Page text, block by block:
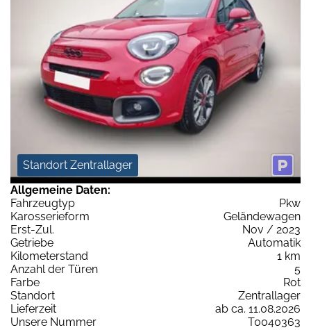
Standort Zentrallager
Allgemeine Daten:
Fahrzeugtyp
Pkw
Karosserieform
Geländewagen
Erst-Zul.
Nov / 2023
Getriebe
Automatik
Kilometerstand
1 km
Anzahl der Türen
5
Farbe
Rot
Standort
Zentrallager
Lieferzeit
ab ca. 11.08.2026
Unsere Nummer
T0040363